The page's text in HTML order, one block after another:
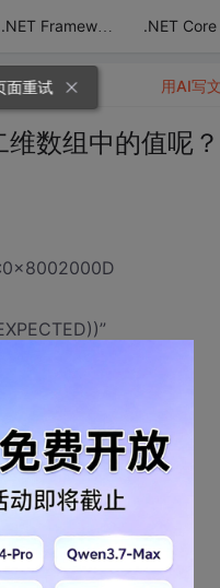
.NET Framework .NET Core
数组中的值呢？
用AI写
面重试